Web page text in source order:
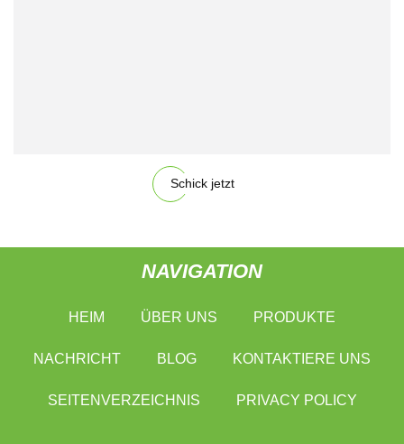
Schick jetzt
NAVIGATION
HEIM ÜBER UNS PRODUKTE
NACHRICHT BLOG KONTAKTIERE UNS
SEITENVERZEICHNIS PRIVACY POLICY